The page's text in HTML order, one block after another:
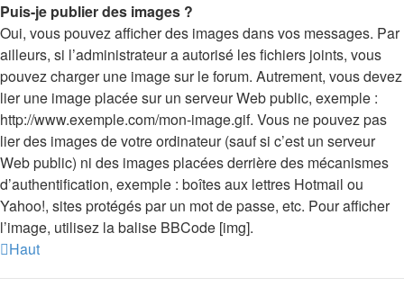
Puis-je publier des images ?
Oui, vous pouvez afficher des images dans vos messages. Par
ailleurs, si l’administrateur a autorisé les fichiers joints, vous
pouvez charger une image sur le forum. Autrement, vous devez
lier une image placée sur un serveur Web public, exemple :
http://www.exemple.com/mon-image.gif. Vous ne pouvez pas
lier des images de votre ordinateur (sauf si c’est un serveur
Web public) ni des images placées derrière des mécanismes
d’authentification, exemple : boîtes aux lettres Hotmail ou
Yahoo!, sites protégés par un mot de passe, etc. Pour afficher
l’image, utilisez la balise BBCode [img].
Haut